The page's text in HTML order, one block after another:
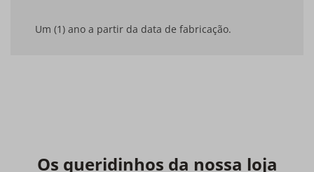
Um (1) ano a partir da data de fabricação.
Os queridinhos da nossa loja